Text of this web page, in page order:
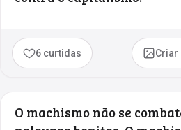
6 curtidas Criar
O machismo não se